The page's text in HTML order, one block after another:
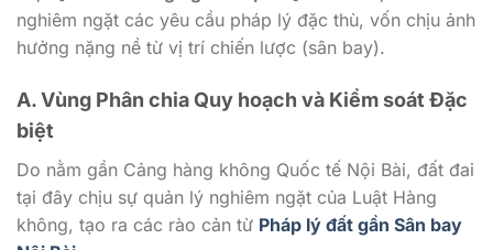
nghiêm ngặt các yêu cầu pháp lý đặc thù, vốn chịu ảnh
hưởng nặng nề từ vị trí chiến lược (sân bay).
A. Vùng Phân chia Quy hoạch và Kiểm soát Đặc
biệt
Do nằm gần Cảng hàng không Quốc tế Nội Bài, đất đai
tại đây chịu sự quản lý nghiêm ngặt của Luật Hàng
không, tạo ra các rào cản từ Pháp lý đất gần Sân bay